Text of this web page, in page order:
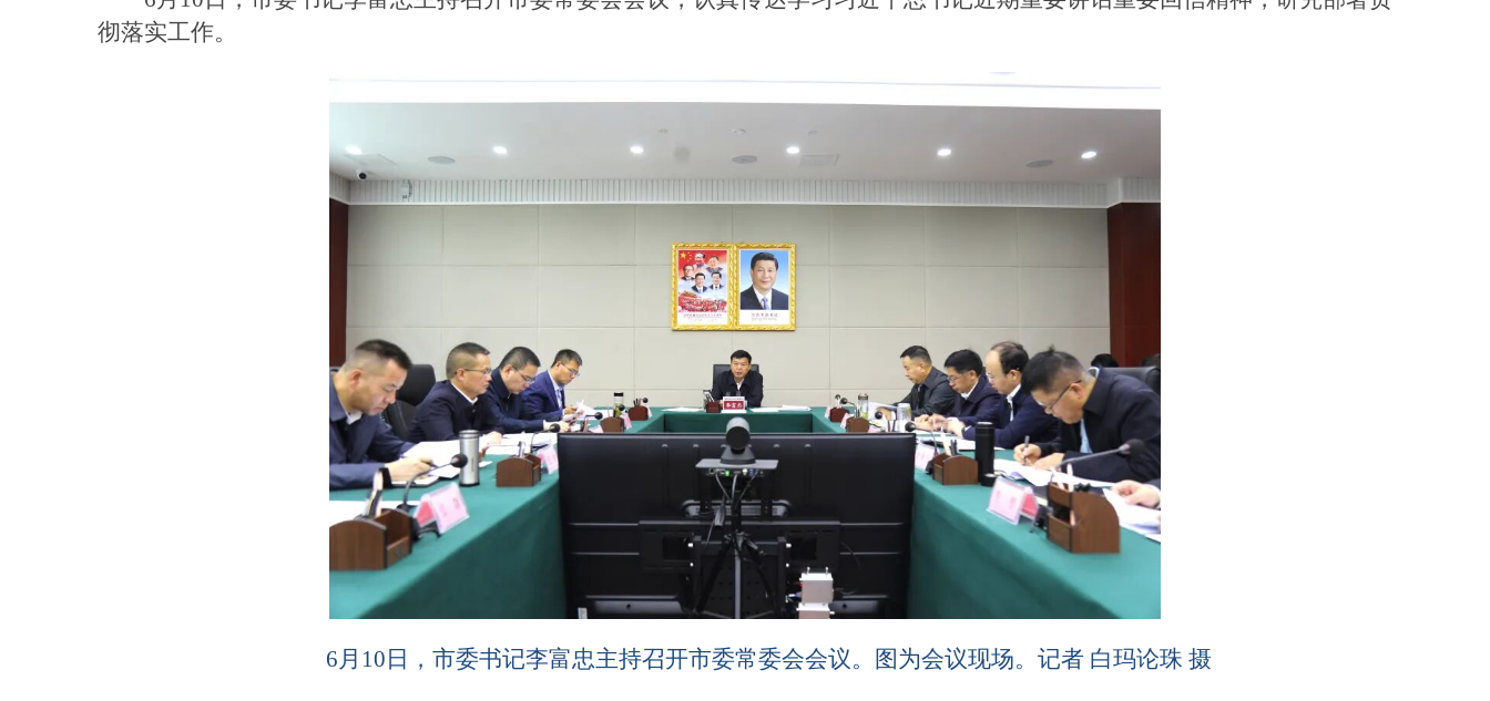
彻落实工作。
6月10日，市委书记李富忠主持召开市委常委会会议。图为会议现场。记者 白玛论珠 摄